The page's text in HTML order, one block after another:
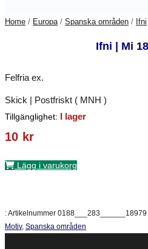
Home / Europa/ Spanska områden / Ifni
Ifni | Mi
Felfria ex.
Skick | Postfriskt ( MNH )
Tillgänglighet: I lager
10 kr
Lägg i varukorg
:Artikelnummer 0188___283______18979
Motiv, Spanska områden